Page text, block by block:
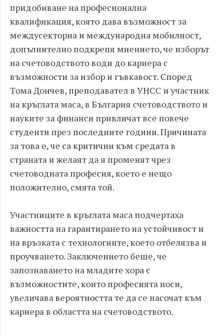
придобиване на професионална
квалификация, която дава възможност за
междусекторна и международна мобилност,
допълнително подкрепя мнението, че изборът
на счетоводството води до кариера с
възможности за избор и гъвкавост. Според
Тома Дончев, преподавател в УНСС и участник
на кръглата маса, в България счетоводството и
науките за финанси привличат все повече
студенти през последните години. Причината
за това е, че са критични към средата в
страната и желаят да я променят чрез
счетоводната професия, което е нещо
положително, смята той.
Участниците в кръглата маса подчертаха
важността на гарантирането на устойчивост и
на връзката с технологиите, което отбелязва и
проучването. Заключението беше, че
запознаването на младите хора с
възможностите, които професията носи,
увеличава вероятността те да се насочат към
кариера в областта на счетоводството.